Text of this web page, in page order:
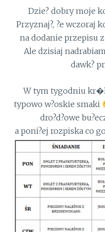
Dzie? dobry moje
Przyznaj?, ?e wczoraj
na dodanie przepisu
Ale dzisiaj
dawk?
W tym tygodniu
typowo w?oskie smaki
dro?d?owe
a poni?ej rozpiska co